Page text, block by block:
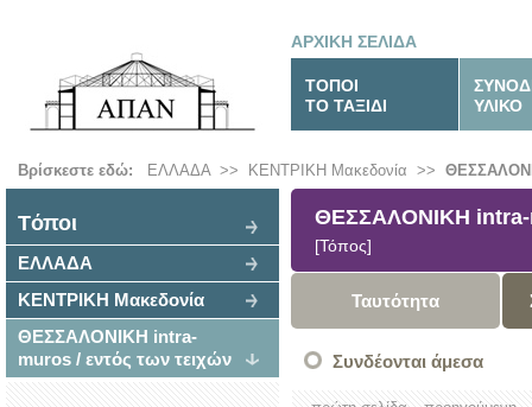
ΑΡΧΙΚΗ ΣΕΛΙΔΑ
ΤΟΠΟΙ
ΤΟ ΤΑΞΙΔΙ
ΥΛΙΚΟ
Βρίσκεστε εδώ: ΕΛΛΑΔΑ>> ΚΕΝΤΡΙΚΗ Μακεδονία >>
Tόποι
ΕΛΛΑΔΑ
ΚΕΝΤΡΙΚΗ Μακεδονία
ΘΕΣΣΑΛΟΝΙΚΗ intra-
muros / εντός των τειχών
ΘΕΣΣΑΛΟΝΙΚΗ intra-
[Τόπος]
Ταυτότητα
Συνδέονται άμεσα